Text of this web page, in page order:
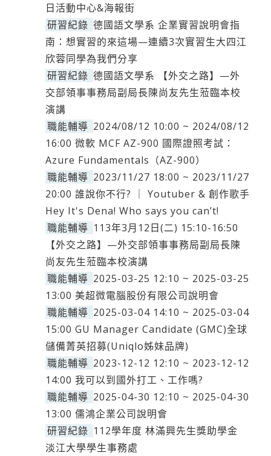
日活動中心&海報街
研習紀錄 德國語文學系 企業實習說明會指
南：想實習的來這場—連續3次實習生大四江
欣蓉同學為我們分享
研習紀錄 德國語文學系 【外交之路】—外
交部領事事務局副局長陳尚友先生蒞臨本校
演講
職能輔導 2024/08/12 10:00 ~ 2024/08/12
16:00 微軟 MCF AZ-900 國際證照考試：
Azure Fundamentals（AZ-900）
職能輔導 2023/11/27 18:00 ~ 2023/11/27
20:00 誰說你不行? ｜ Youtuber & 創作歌手
Hey It's Dena! Who says you can’t!
職能輔導 113年3月12日(二) 15:10-16:50
【外交之路】—外交部領事事務局副局長陳
尚友先生蒞臨本校演講
職能輔導 2025-03-25 12:10 ~ 2025-03-25
13:00 美超微電腦股份有限公司說明會
職能輔導 2025-03-04 14:10 ~ 2025-03-04
15:00 GU Manager Candidate (GMC)全球
儲備菁英招募(Uniqlo姊妹品牌)
職能輔導 2023-12-12 12:10 ~ 2023-12-12
14:00 我可以到國外打工、工作嗎?
職能輔導 2025-04-30 12:10 ~ 2025-04-30
13:00 儒鴻企業公司說明會
研習紀錄 112學年度 林滿興先生獎助學金
淡江大學學生事務處